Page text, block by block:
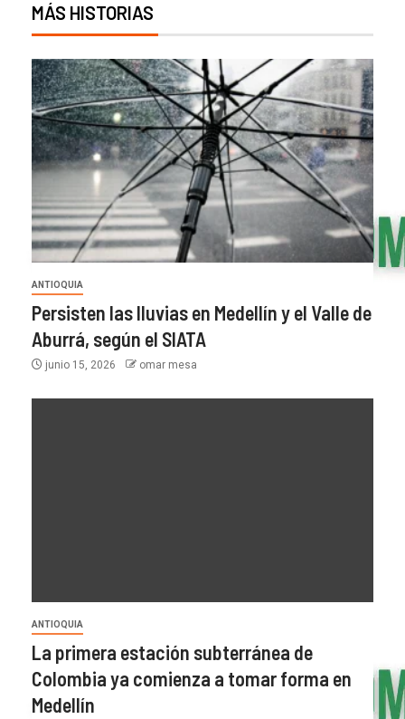
MÁS HISTORIAS
ANTIOQUIA
Persisten las lluvias en Medellín y el Valle de
Aburrá, según el SIATA
junio 15, 2026 omar mesa
ANTIOQUIA
La primera estación subterránea de
Colombia ya comienza a tomar forma en
Medellín